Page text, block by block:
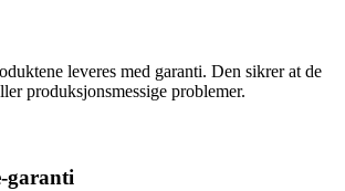
leveres med garanti. Den sikrer at de
produksjonsmessige problemer.
garanti